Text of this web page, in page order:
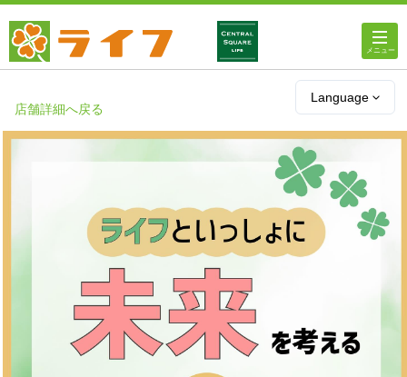
Language
店舗・チラシ情報
オンラインストア
ライフ ネットスーパー
企業情報
IR情報
店舗詳細へ戻る